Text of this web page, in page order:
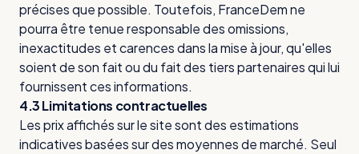
précises que possible. Toutefois, FranceDem ne
pourra être tenue responsable des omissions,
inexactitudes et carences dans la mise à jour, qu'elles
soient de son fait ou du fait des tiers partenaires qui lui
fournissent ces informations.
4.3 Limitations contractuelles
Les prix affichés sur le site sont des estimations
indicatives basées sur des moyennes de marché. Seul